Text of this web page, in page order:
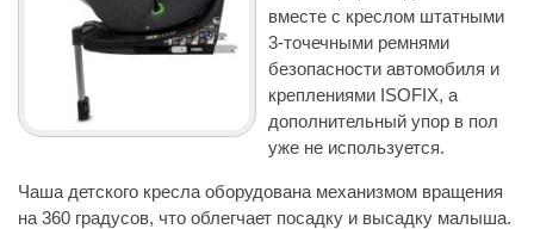
вместе с креслом штатными
3-точечными ремнями
безопасности автомобиля и
креплениями ISOFIX, а
дополнительный упор в пол
уже не используется.
Чаша детского кресла оборудована механизмом вращения
на 360 градусов, что облегчает посадку и высадку малыша.